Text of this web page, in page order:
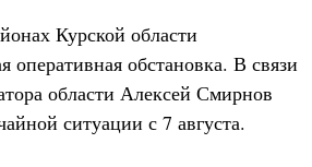
Курской области
оперативная обстановка. В связи
области Алексей Смирнов
ситуации с 7 августа.